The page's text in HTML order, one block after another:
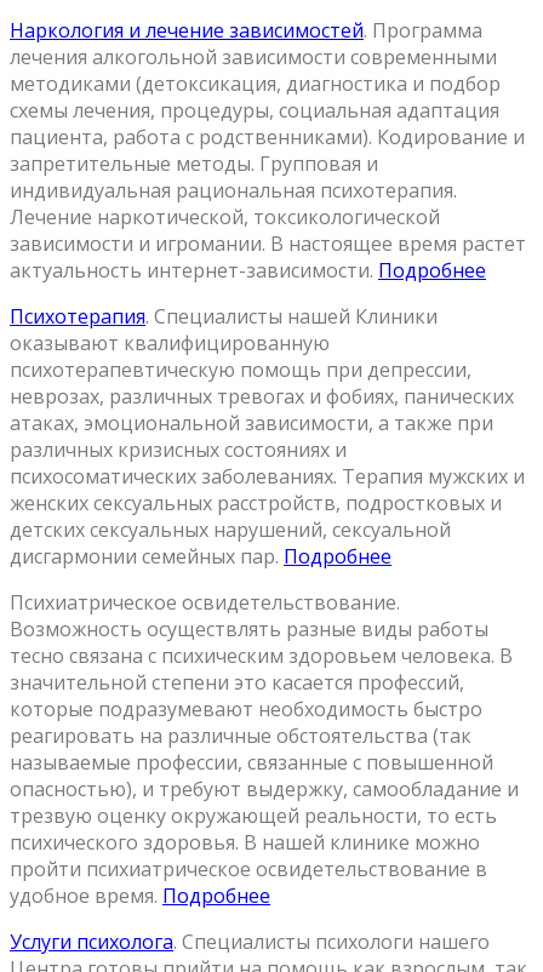
Наркология и лечение зависимостей. Программа
лечения алкогольной зависимости современными
методиками (детоксикация, диагностика и подбор
схемы лечения, процедуры, социальная адаптация
пациента, работа с родственниками). Кодирование и
запретительные методы. Групповая и
индивидуальная рациональная психотерапия.
Лечение наркотической, токсикологической
зависимости и игромании. В настоящее время растет
актуальность интернет-зависимости. Подробнее
Психотерапия. Специалисты нашей Клиники
оказывают квалифицированную
психотерапевтическую помощь при депрессии,
неврозах, различных тревогах и фобиях, панических
атаках, эмоциональной зависимости, а также при
различных кризисных состояниях и
психосоматических заболеваниях. Терапия мужских и
женских сексуальных расстройств, подростковых и
детских сексуальных нарушений, сексуальной
дисгармонии семейных пар. Подробнее
Психиатрическое освидетельствование.
Возможность осуществлять разные виды работы
тесно связана с психическим здоровьем человека. В
значительной степени это касается профессий,
которые подразумевают необходимость быстро
реагировать на различные обстоятельства (так
называемые профессии, связанные с повышенной
опасностью), и требуют выдержку, самообладание и
трезвую оценку окружающей реальности, то есть
психического здоровья. В нашей клинике можно
пройти психиатрическое освидетельствование в
удобное время. Подробнее
Услуги психолога. Специалисты психологи нашего